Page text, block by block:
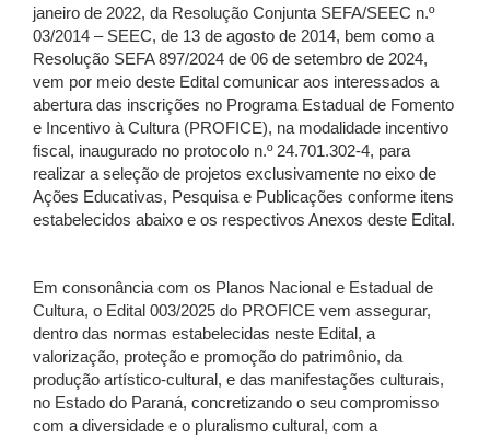
janeiro de 2022, da Resolução Conjunta SEFA/SEEC n.º
03/2014 – SEEC, de 13 de agosto de 2014, bem como a
Resolução SEFA 897/2024 de 06 de setembro de 2024,
vem por meio deste Edital comunicar aos interessados a
abertura das inscrições no Programa Estadual de Fomento
e Incentivo à Cultura (PROFICE), na modalidade incentivo
fiscal, inaugurado no protocolo n.º 24.701.302-4, para
realizar a seleção de projetos exclusivamente no eixo de
Ações Educativas, Pesquisa e Publicações conforme itens
estabelecidos abaixo e os respectivos Anexos deste Edital.
Em consonância com os Planos Nacional e Estadual de
Cultura, o Edital 003/2025 do PROFICE vem assegurar,
dentro das normas estabelecidas neste Edital, a
valorização, proteção e promoção do patrimônio, da
produção artístico-cultural, e das manifestações culturais,
no Estado do Paraná, concretizando o seu compromisso
com a diversidade e o pluralismo cultural, com a